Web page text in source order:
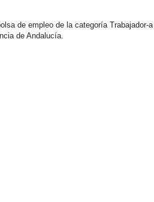
de empleo de la categoría Trabajador-
de Andalucía.